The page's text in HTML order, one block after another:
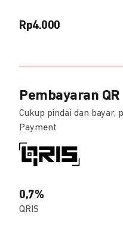
Rp4.000
Pembayaran QR
Cukup pindai dan bayar,
Payment
0,7%
QRIS